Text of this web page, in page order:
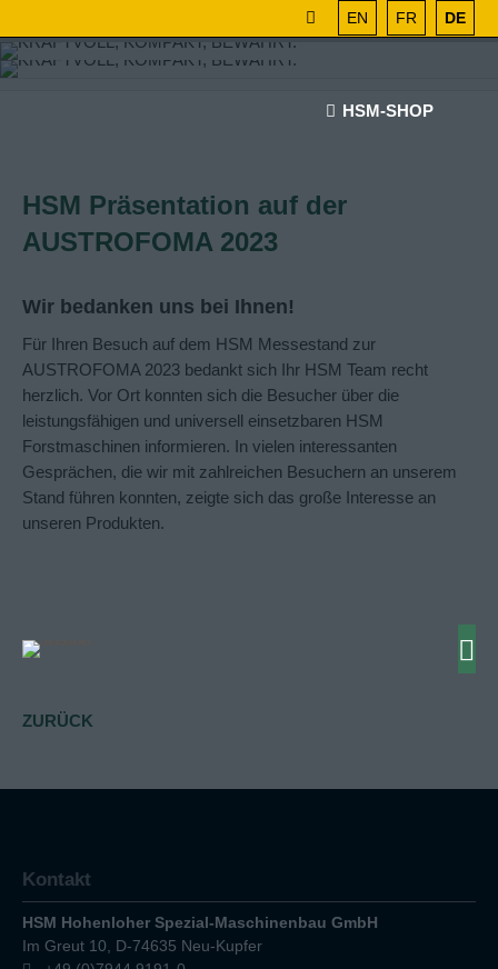
EN FR DE
HSM-SHOP
HSM Präsentation auf der
AUSTROFOMA 2023
Wir bedanken uns bei Ihnen!
Für Ihren Besuch auf dem HSM Messestand zur
AUSTROFOMA 2023 bedankt sich Ihr HSM Team recht
herzlich. Vor Ort konnten sich die Besucher über die
leistungsfähigen und universell einsetzbaren HSM
Forstmaschinen informieren. In vielen interessanten
Gesprächen, die wir mit zahlreichen Besuchern an unserem
Stand führen konnten, zeigte sich das große Interesse an
unseren Produkten.
ZURÜCK
Kontakt
HSM Hohenloher Spezial-Maschinenbau GmbH
Im Greut 10, D-74635 Neu-Kupfer